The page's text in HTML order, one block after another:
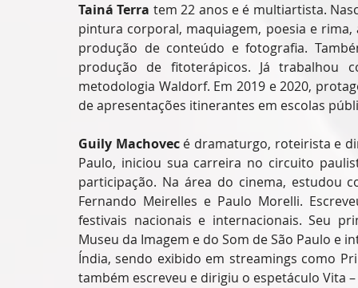
Tainá Terra tem 22 anos e é multiartista.
pintura corporal, maquiagem, poesia e
produção de conteúdo e fotografia.
produção de fitoterápicos. Já trabalhou
metodologia Waldorf. Em 2019 e 2020,
de apresentações itinerantes em escolas
Guily Machovec é dramaturgo, roteirista e
Paulo, iniciou sua carreira no circuito
participação. Na área do cinema, estudou
Fernando Meirelles e Paulo Morelli.
festivais nacionais e internacionais. Seu
Museu da Imagem e do Som de São Paulo e
Índia, sendo exibido em streamings como
também escreveu e dirigiu o espetáculo Vita